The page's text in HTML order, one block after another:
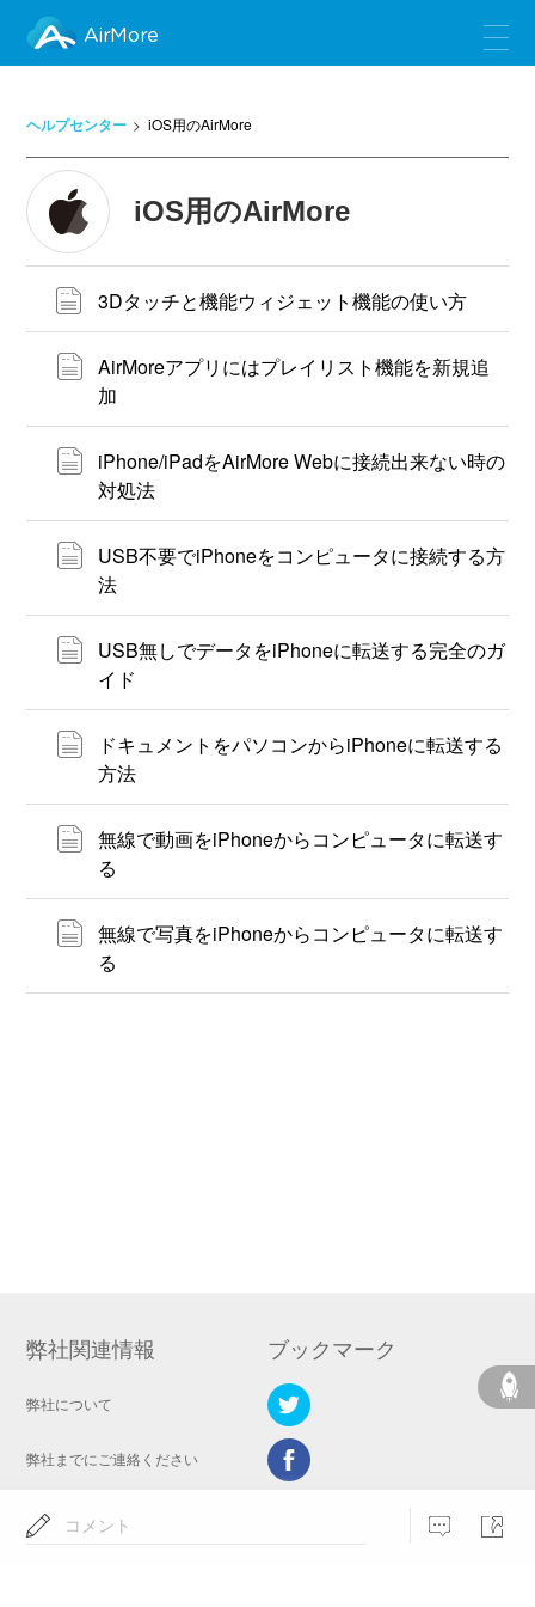
AirMore
ヘルプセンター iOS用のAirMore
iOS用のAirMore
3Dタッチと機能ウィジェット機能の使い方
AirMoreアプリにはプレイリスト機能を新規追
加
iPhone/iPadをAirMore Webに接続出来ない時の
対処法
USB不要でiPhoneをコンピュータに接続する方
法
USB無しでデータをiPhoneに転送する完全のガ
イド
ドキュメントをパソコンからiPhoneに転送する
方法
無線で動画をiPhoneからコンピュータに転送す
る
無線で写真をiPhoneからコンピュータに転送す
る
弊社関連情報
弊社について
弊社までにご連絡ください
プライバシーポリシー
ブックマーク
コメント